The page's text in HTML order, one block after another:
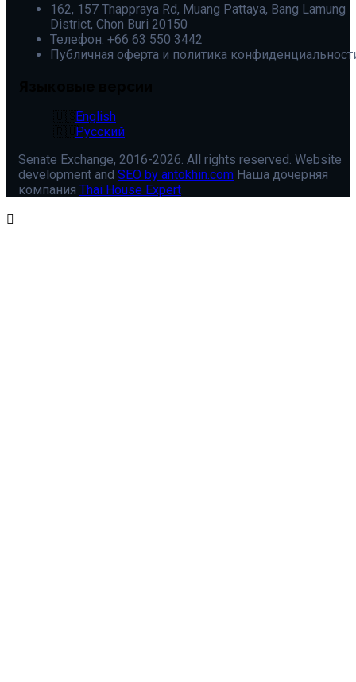
162, 157 Thappraya Rd, Muang Pattaya, Bang Lamung
District, Chon Buri 20150
Телефон: +66 63 550 3442
Публичная оферта и политика
English
Русский
Senate Exchange, 2016-2026. All rights reserved. Website
development and SEO by antokhin.com Наша дочерняя
компания Thai House Expert